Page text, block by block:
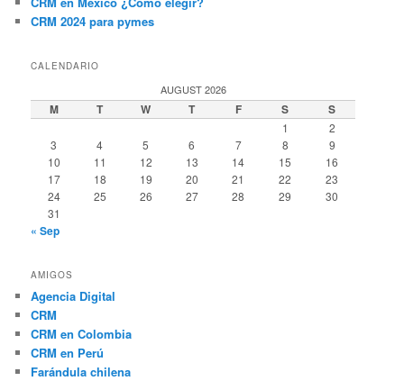
CRM 2024 para pymes
CALENDARIO
AUGUST 2026
M T W T F S S
1
2
3
4 5 6 7 8
9
10
11 12 13 14 15
16
17
18 19 20 21 22
23
24
25 26 27 28 29
30
31
« Sep
AMIGOS
Agencia Digital
CRM
CRM en Colombia
CRM en Perú
Farándula chilena